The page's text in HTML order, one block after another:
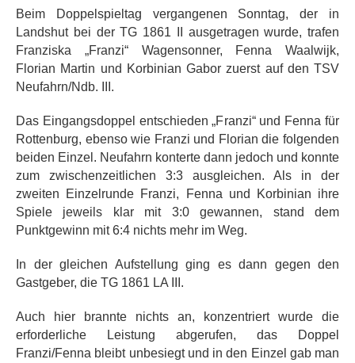
Beim Doppelspieltag vergangenen Sonntag, der in
Landshut bei der TG 1861 II ausgetragen wurde, trafen
Franziska „Franzi“ Wagensonner, Fenna Waalwijk,
Florian Martin und Korbinian Gabor zuerst auf den TSV
Neufahrn/Ndb. III.
Das Eingangsdoppel entschieden „Franzi“ und Fenna für
Rottenburg, ebenso wie Franzi und Florian die folgenden
beiden Einzel. Neufahrn konterte dann jedoch und konnte
zum zwischenzeitlichen 3:3 ausgleichen. Als in der
zweiten Einzelrunde Franzi, Fenna und Korbinian ihre
Spiele jeweils klar mit 3:0 gewannen, stand dem
Punktgewinn mit 6:4 nichts mehr im Weg.
In der gleichen Aufstellung ging es dann gegen den
Gastgeber, die TG 1861 LA III.
Auch hier brannte nichts an, konzentriert wurde die
erforderliche Leistung abgerufen, das Doppel
Franzi/Fenna bleibt unbesiegt und in den Einzel gab man